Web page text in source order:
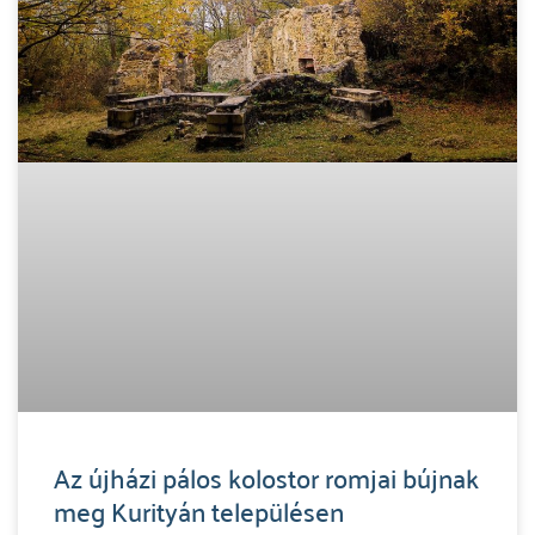
Az újházi pálos kolostor romjai bújnak
meg Kurityán településen